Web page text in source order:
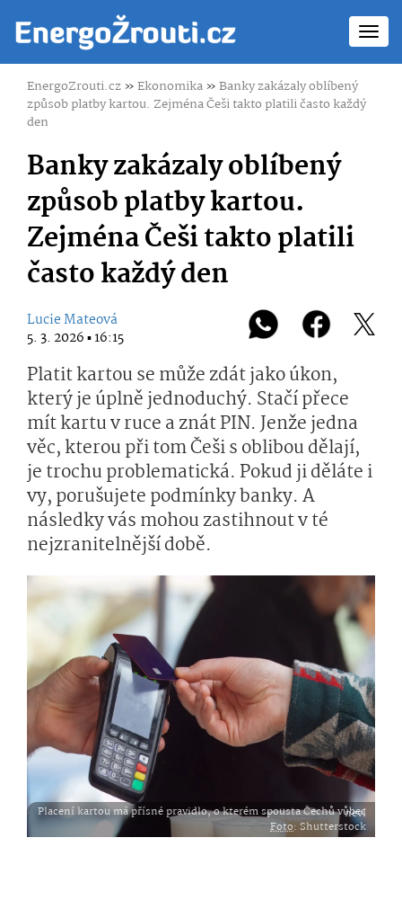
EnergoZrouti.cz»Ekonomika»Banky zakázaly oblíbený
způsob platby kartou. Zejména Češi takto platili často každý
den
Banky zakázaly oblíbený
způsob platby kartou.
Zejména Češi takto platili
často každý den
Lucie Mateová
5. 3. 2026 ▪ 16:15
Platit kartou se může zdát jako úkon,
který je úplně jednoduchý. Stačí přece
mít kartu v ruce a znát PIN. Jenže jedna
věc, kterou při tom Češi s oblibou dělají,
je trochu problematická. Pokud ji děláte i
vy, porušujete podmínky banky. A
následky vás mohou zastihnout v té
nejzranitelnější době.
Placení kartou má přísné pravidlo, o kterém spousta Čechů vůbec neví
Foto: Shutterstock